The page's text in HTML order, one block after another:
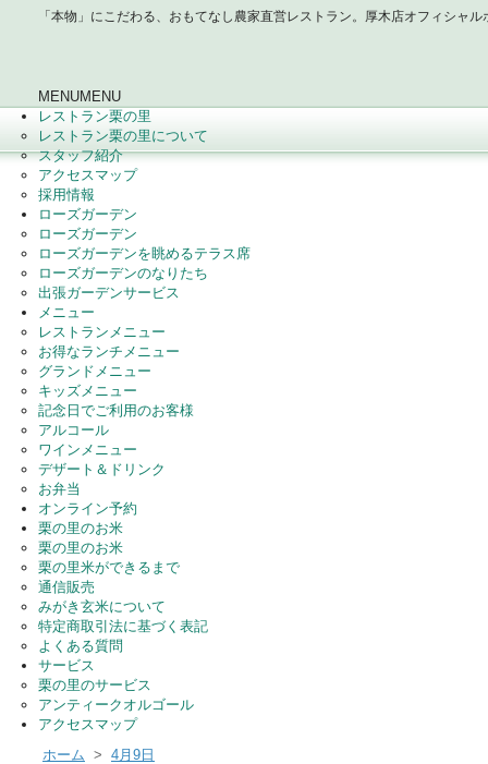
「本物」にこだわる、おもてなし農家直営レストラン。厚木店オフィシャル
MENUMENU
レストラン栗の里
レストラン栗の里について
スタッフ紹介
アクセスマップ
採用情報
ローズガーデン
ローズガーデン
ローズガーデンを眺めるテラス席
ローズガーデンのなりたち
出張ガーデンサービス
メニュー
レストランメニュー
お得なランチメニュー
グランドメニュー
キッズメニュー
記念日でご利用のお客様
アルコール
ワインメニュー
デザート＆ドリンク
お弁当
オンライン予約
栗の里のお米
栗の里のお米
栗の里米ができるまで
通信販売
みがき玄米について
特定商取引法に基づく表記
よくある質問
サービス
栗の里のサービス
アンティークオルゴール
アクセスマップ
ホーム > 4月9日